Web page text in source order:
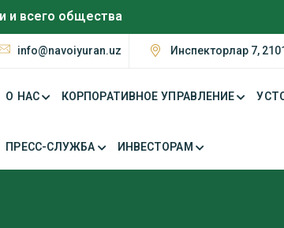
и всего общества
info@navoiyuran.uz Инспекторлар 7,
О НАС КОРПОРАТИВНОЕ УПРАВЛЕНИЕ
ПРЕСС-СЛУЖБА ИНВЕСТОРАМ